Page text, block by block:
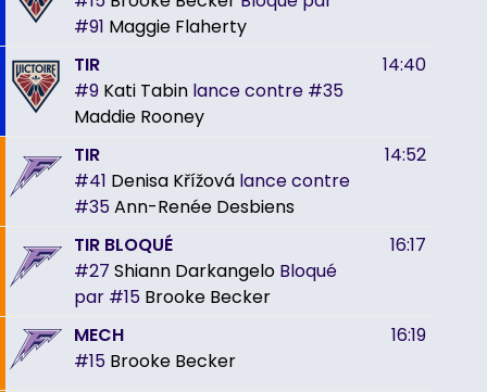
#91 Maggie Flaherty
TIR
#9 Kati Tabin lance contre #35
Maddie Rooney
14:40
TIR
#41 Denisa Křížová lance contre
#35Ann-Renée Desbiens
14:52
TIR BLOQUÉ
#27 Shiann Darkangelo Bloqué
par #15 Brooke Becker
16:17
MECH
#15 Brooke Becker
16:19